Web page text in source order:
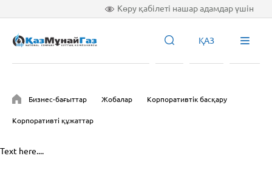
Көру қабілеті нашар адамдар үшін
ҚАЗ
Бизнес-бағыттар Жобалар Корпоративтік басқару
Корпоративті құжаттар
Text here....